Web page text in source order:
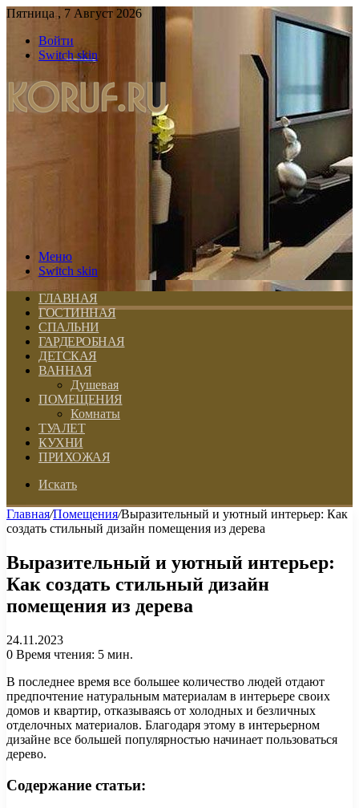
Пятница , 7 Август 2026
Войти
Switch skin
Меню
Switch skin
ГЛАВНАЯ
ГОСТИННАЯ
СПАЛЬНИ
ГАРДЕРОБНАЯ
ДЕТСКАЯ
ВАННАЯ
Душевая
ПОМЕЩЕНИЯ
Комнаты
ТУАЛЕТ
КУХНИ
ПРИХОЖАЯ
Искать
Главная/Помещения/Выразительный и уютный интерьер: Как
создать стильный дизайн помещения из дерева
Выразительный и уютный интерьер:
Как создать стильный дизайн
помещения из дерева
24.11.2023
0 Время чтения: 5 мин.
В последнее время все большее количество людей отдают
предпочтение натуральным материалам в интерьере своих
домов и квартир, отказываясь от холодных и безличных
отделочных материалов. Благодаря этому в интерьерном
дизайне все большей популярностью начинает пользоваться
дерево.
Содержание статьи: